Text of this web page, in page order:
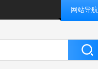
网站导航